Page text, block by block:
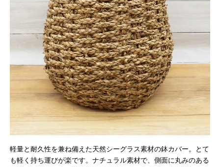
軽量と耐久性を兼ね備えた天然シーグラス素材の鉢カバー。とて
も軽く持ち運びが楽です。ナチュラル素材で、側面に丸みのある